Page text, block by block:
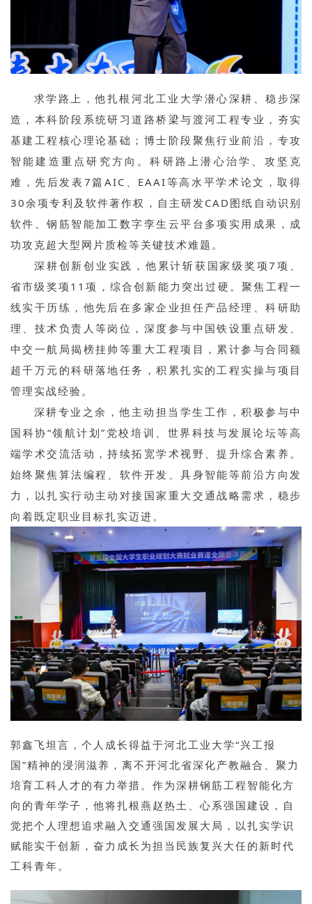
求学路上，他扎根河北工业大学潜心深耕、稳步深
造，本科阶段系统研习道路桥梁与渡河工程专业，夯实
基建工程核心理论基础；博士阶段聚焦行业前沿，专攻
智能建造重点研究方向。科研路上潜心治学、攻坚克
难，先后发表7篇AIC、EAAI等高水平学术论文，取得
30余项专利及软件著作权，自主研发CAD图纸自动识别
软件、钢筋智能加工数字孪生云平台多项实用成果，成
功攻克超大型网片质检等关键技术难题。
深耕创新创业实践，他累计斩获国家级奖项7项、
省市级奖项11项，综合创新能力突出过硬。聚焦工程一
线实干历练，他先后在多家企业担任产品经理、科研助
理、技术负责人等岗位，深度参与中国铁设重点研发、
中交一航局揭榜挂帅等重大工程项目，累计参与合同额
超千万元的科研落地任务，积累扎实的工程实操与项目
管理实战经验。
深耕专业之余，他主动担当学生工作，积极参与中
国科协“领航计划”党校培训、世界科技与发展论坛等高
端学术交流活动，持续拓宽学术视野、提升综合素养。
始终聚焦算法编程、软件开发、具身智能等前沿方向发
力，以扎实行动主动对接国家重大交通战略需求，稳步
向着既定职业目标扎实迈进。
郭鑫飞坦言，个人成长得益于河北工业大学“兴工报
国”精神的浸润滋养，离不开河北省深化产教融合、聚力
培育工科人才的有力举措。作为深耕钢筋工程智能化方
向的青年学子，他将扎根燕赵热土、心系强国建设，自
觉把个人理想追求融入交通强国发展大局，以扎实学识
赋能实干创新，奋力成长为担当民族复兴大任的新时代
工科青年。